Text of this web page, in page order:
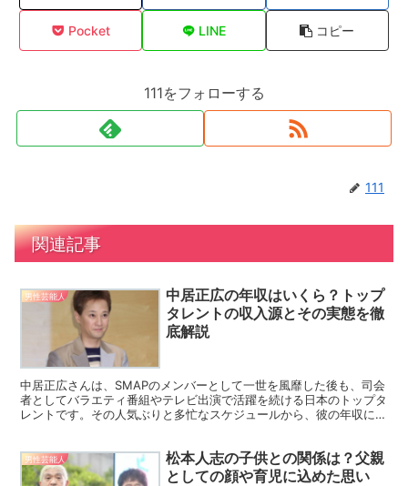
Pocket LINE コピー
111をフォローする
111
関連記事
男性芸能人
中居正広の年収はいくら？トップ
タレントの収入源とその実態を徹
底解説
中居正広さんは、SMAPのメンバーとして一世を風靡した後も、司会
者としてバラエティ番組やテレビ出演で活躍を続ける日本のトップタ
レントです。その人気ぶりと多忙なスケジュールから、彼の年収に関
男性芸能人
松本人志の子供との関係は？父親
としての顔や育児に込めた思い